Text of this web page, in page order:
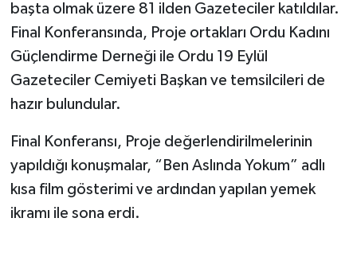
başta olmak üzere 81 ilden Gazeteciler katıldılar.
Final Konferansında, Proje ortakları Ordu Kadını
Güçlendirme Derneği ile Ordu 19 Eylül
Gazeteciler Cemiyeti Başkan ve temsilcileri de
hazır bulundular.
Final Konferansı, Proje değerlendirilmelerinin
yapıldığı konuşmalar, “Ben Aslında Yokum” adlı
kısa film gösterimi ve ardından yapılan yemek
ikramı ile sona erdi.